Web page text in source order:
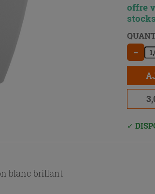
offre
stocks
−
blanc brillant